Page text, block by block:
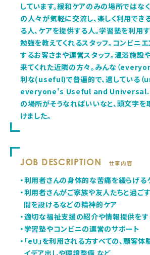
しています。緩和ケアのみの場所ではな
の人々が気軽に交流し、楽しく利用でき
る人、ケアを提供する人。学習塾を利用
勉強を教えてくれるスタッフ。コンビニ
するお客さまや運営スタッフ。温浴施設
来てくれた近隣の方々。みんな（
利な(useful)で普遍的で、適している（
everyone's Useful and Universal.
の場所がそうなればいいなと、頭文字を
けました。
JOB DESCRIPTION 仕事内容
・利用者さんの身体的な苦痛を緩らげる
・利用者さんがご家族や友人たちと過ご
間を設けるなどの精神的ケア
・適切な福祉支援の紹介や情報提供を
・学習塾やコンビニの運営のサポート
・「eU」を利用される方すべての、顧客